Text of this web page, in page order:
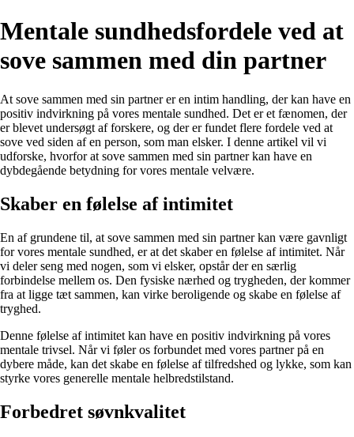
Mentale sundhedsfordele ved at
sove sammen med din partner
At sove sammen med sin partner er en intim handling, der kan have en
positiv indvirkning på vores mentale sundhed. Det er et fænomen, der
er blevet undersøgt af forskere, og der er fundet flere fordele ved at
sove ved siden af en person, som man elsker. I denne artikel vil vi
udforske, hvorfor at sove sammen med sin partner kan have en
dybdegående betydning for vores mentale velvære.
Skaber en følelse af intimitet
En af grundene til, at sove sammen med sin partner kan være gavnligt
for vores mentale sundhed, er at det skaber en følelse af intimitet. Når
vi deler seng med nogen, som vi elsker, opstår der en særlig
forbindelse mellem os. Den fysiske nærhed og trygheden, der kommer
fra at ligge tæt sammen, kan virke beroligende og skabe en følelse af
tryghed.
Denne følelse af intimitet kan have en positiv indvirkning på vores
mentale trivsel. Når vi føler os forbundet med vores partner på en
dybere måde, kan det skabe en følelse af tilfredshed og lykke, som kan
styrke vores generelle mentale helbredstilstand.
Forbedret søvnkvalitet